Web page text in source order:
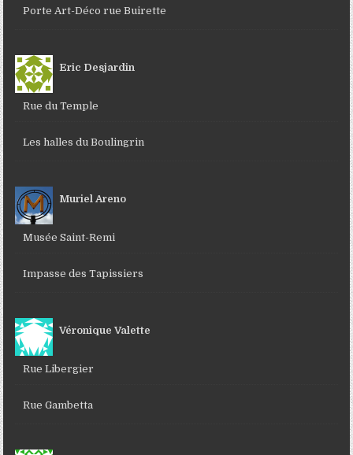
Porte Art-Déco rue Buirette
Eric Desjardin
Rue du Temple
Les halles du Boulingrin
Muriel Areno
Musée Saint-Remi
Impasse des Tapissiers
Véronique Valette
Rue Libergier
Rue Gambetta